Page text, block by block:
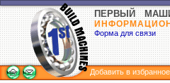
ПЕРВЫЙ
Форма для связи
Добавить в избранное